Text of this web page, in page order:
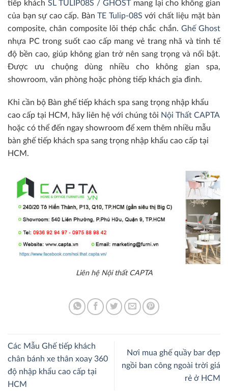
tiếp khách SL TULIP08S / GHOSTmang lại cho không gian
của bạn sự cao cấp. Bàn TE Tulip-08S với chất liệu mặt bàn
composite, chân composite lõi thép chắc chắn. Ghế Ghost
nhựa PC trong suốt cao cấp mang vẻ trang nhã và tinh tế
độ bền cao, giúp không gian trở nên sang trọng và nổi bật.
Được ưu chuộng dùng nhiều cho không gian spa,
showroom, văn phòng hoặc phòng tiếp khách gia đình.
Khi cần bộ Bàn ghế tiếp khách spa sang trọng nhập khẩu
cao cấp tại HCM, hãy liên hệ với chúng tôi Nội Thất CAPTA
hoặc có thể đến ngay showroom để xem thêm nhiều mẫu
bàn ghế tiếp khách spa sang trọng nhập khẩu cao cấp tại
HCM.
Liên hệ Nội thất CAPTA
Các Mẫu Ghế tiếp khách
chân bánh xe thân xoay 360
độ nhập khẩu cao cấp tại
HCM
Nơi mua ghế quầy bar đẹp
ngồi ban công ngoài trời giá
rẻ ở HCM